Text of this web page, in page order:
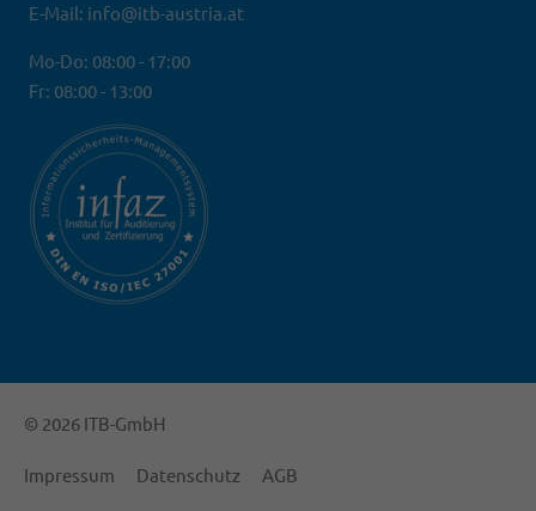
E-Mail: info@itb-austria.at
Mo-Do: 08:00 - 17:00
Fr: 08:00 - 13:00
© 2026 ITB-GmbH
Impressum Datenschutz AGB